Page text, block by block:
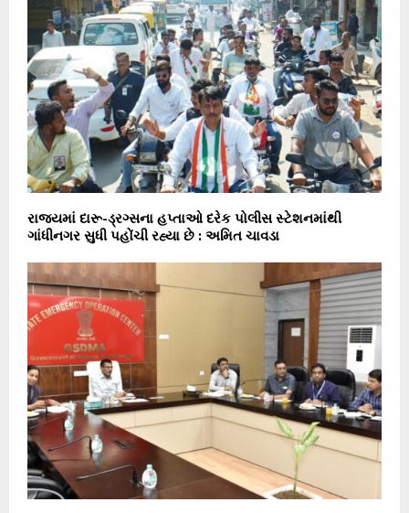
રાજ્યમાં દારૂ-ડ્રગ્સના હપ્તાઓ દરેક પોલીસ સ્ટેશનમાંથી
ગાંધીનગર સુધી પહોંચી રહ્યા છે : અમિત ચાવડા